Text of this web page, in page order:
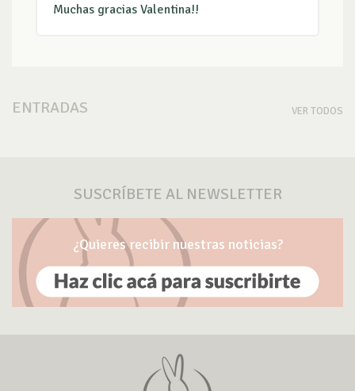
Muchas gracias Valentina!!
ENTRADAS VER TODOS
SUSCRÍBETE AL NEWSLETTER
¿Quieres recibir nuestras noticias?